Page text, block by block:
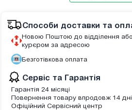
Способи доставки та
Новою Поштою до відділення або
курєром за адресою
Безготівкова оплата
Сервіс та Гарантія
Гарантія 24 місяці
Повернення товару впродовж 14
Офіційний Сервісний центр